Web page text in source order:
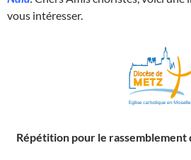
vous intéresser.
Répétition pour le rassemblement